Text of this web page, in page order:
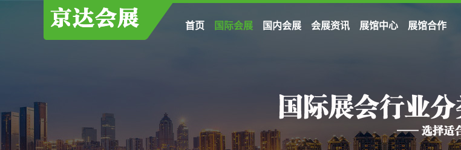
首页 国际会展 国内会展 会展资讯 展馆中心 展馆合作